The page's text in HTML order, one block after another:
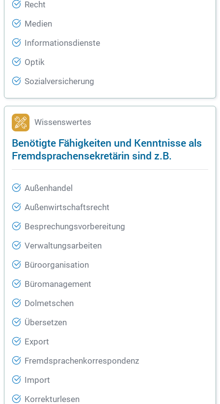
Recht
Medien
Informationsdienste
Optik
Sozialversicherung
Wissenswertes
Benötigte Fähigkeiten und Kenntnisse als
Fremdsprachensekretärin sind z.B.
Außenhandel
Außenwirtschaftsrecht
Besprechungsvorbereitung
Verwaltungsarbeiten
Büroorganisation
Büromanagement
Dolmetschen
Übersetzen
Export
Fremdsprachenkorrespondenz
Import
Korrekturlesen